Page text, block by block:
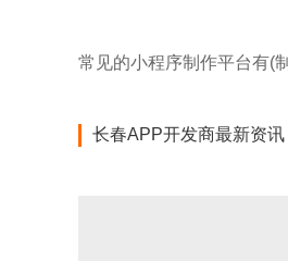
长春APP开发商最新资讯